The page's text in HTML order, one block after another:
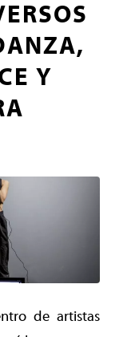
Y
de artistas